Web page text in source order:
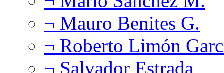
¬ Mauro Benites G.
¬ Roberto Limón
¬ Salvador Estrada